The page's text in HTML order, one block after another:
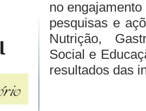
no
pesquisas e
Nutrição,
Social e
resultados das